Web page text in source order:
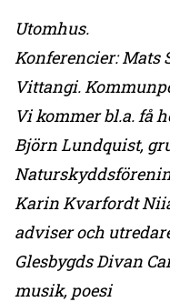
Utomhus.
Konferencier: Mats
Vittangi.
Vi kommer bl.a. få
Björn Lundquist,
Karin Kvarfordt
adviser och
Glesbygds Divan
musik, poesi